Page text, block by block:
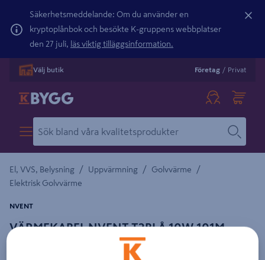
Säkerhetsmeddelande: Om du använder en
kryptoplånbok och besökte K-gruppens webbplatser
den 27 juli, läs viktig tilläggsinformation.
Välj butik Företag / Privat
El, VVS, Belysning / Uppvärmning / Golvvärme /
Elektrisk Golvvärme
VÄRMEKABEL NVENT T2BLÅ 10W 101M
1010W/230V YTA 10.0M2
NVENT